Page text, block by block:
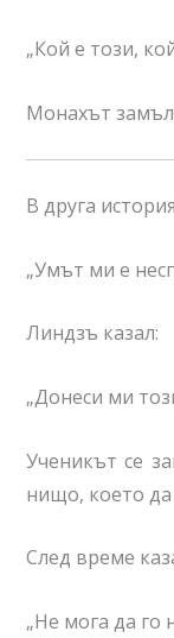
„Кой е този,
Монахът
В друга
„Умът ми е
Линдзъ казал:
„Донеси ми
Ученикът се
нищо, което да
След време
„Не мога да го